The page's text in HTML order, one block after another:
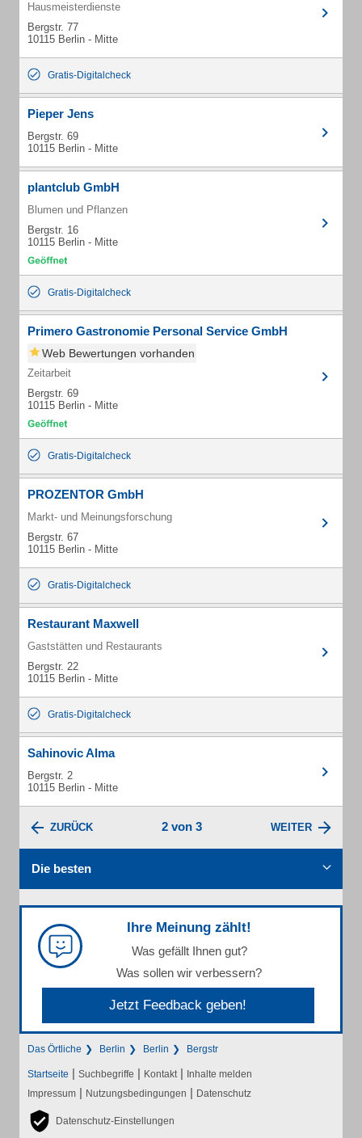
Hausmeisterdienste
Bergstr. 77
10115 Berlin - Mitte
Gratis-Digitalcheck
Pieper Jens
Bergstr. 69
10115 Berlin - Mitte
plantclub GmbH
Blumen und Pflanzen
Bergstr. 16
10115 Berlin - Mitte
Gratis-Digitalcheck
Primero Gastronomie Personal Service GmbH
Web Bewertungen vorhanden
Zeitarbeit
Bergstr. 69
10115 Berlin - Mitte
Gratis-Digitalcheck
PROZENTOR GmbH
Markt- und Meinungsforschung
Bergstr. 67
10115 Berlin - Mitte
Gratis-Digitalcheck
Restaurant Maxwell
Gaststätten und Restaurants
Bergstr. 22
10115 Berlin - Mitte
Gratis-Digitalcheck
Sahinovic Alma
Bergstr. 2
10115 Berlin - Mitte
ZURÜCK 2 von 3 WEITER
Die besten
Ihre Meinung zählt!
Was gefällt Ihnen gut?
Was sollen wir verbessern?
Jetzt Feedback geben!
Das Örtliche Berlin Berlin Bergstr
Startseite | Suchbegriffe | Kontakt | Inhalte melden
Impressum | Nutzungsbedingungen | Datenschutz
Datenschutz-Einstellungen